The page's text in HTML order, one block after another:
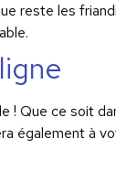
reste les
! Que ce soit
également à